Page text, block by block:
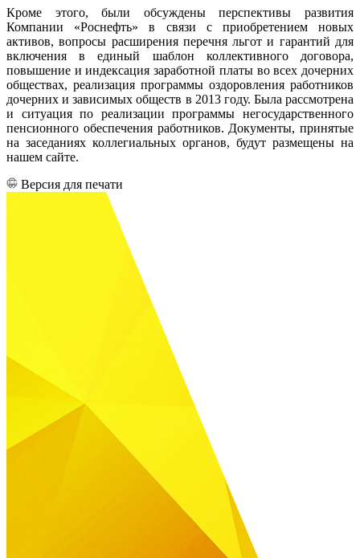
Кроме этого, были обсуждены перспективы развития
Компании «Роснефть» в связи с приобретением новых
активов, вопросы расширения перечня льгот и гарантий для
включения в единый шаблон коллективного договора,
повышение и индексация заработной платы во всех дочерних
обществах, реализация программы оздоровления работников
дочерних и зависимых обществ в 2013 году. Была рассмотрена
и ситуация по реализации программы негосударственного
пенсионного обеспечения работников. Документы, принятые
на заседаниях коллегиальных органов, будут размещены на
нашем сайте.
Версия для печати